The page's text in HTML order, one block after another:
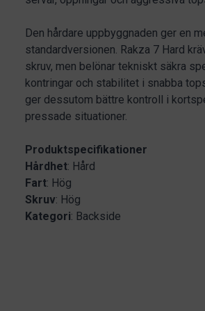
Den hårdare uppbyggnaden ger en
standardversionen. Rakza 7 Hard
skruv, men belönar tekniskt säkra
kontringar och stabilitet i snabba
ger dessutom bättre kontroll i
pressade situationer.
Produktspecifikationer
Hårdhet: Hård
Fart: Hög
Skruv: Hög
Kategori: Backside